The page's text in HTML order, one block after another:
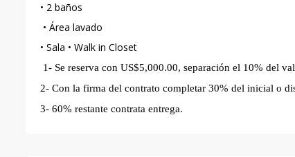
• 2 baños
• Área lavado
• Sala • Walk in Closet
1- Se reserva con US$5,000.00, separación el 10% del
2- Con la firma del contrato completar 30% del inicial o
3- 60% restante contrata entrega.